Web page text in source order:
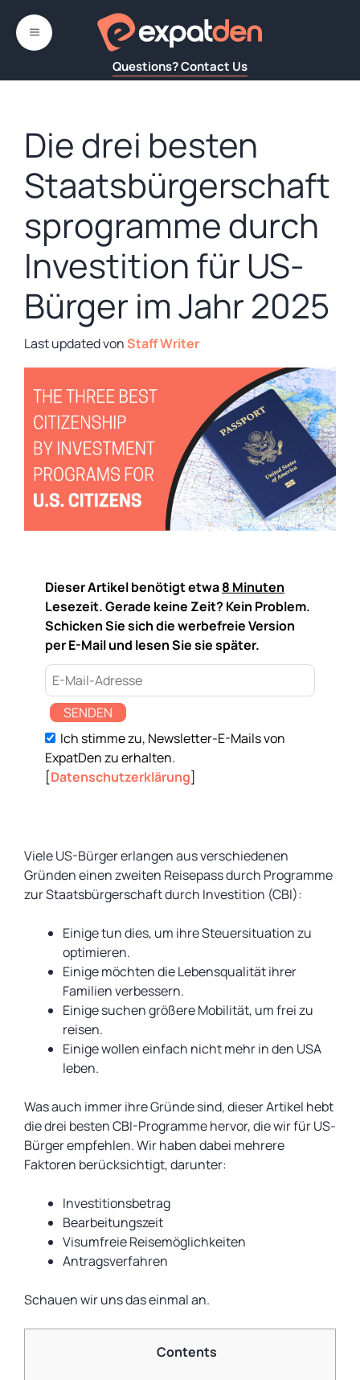
Inhalt
springen
Questions? Contact Us
MENÜ
Die drei besten
Staatsbürgerschaft
sprogramme durch
Investition für US-
Bürger im Jahr 2025
von Staff Writer
Dieser Artikel benötigt etwa8 Minuten
Lesezeit. Gerade keine Zeit? Kein Problem.
Schicken Sie sich die werbefreie Version
per E-Mail und lesen Sie sie später.
SENDEN
Ich stimme zu, Newsletter-E-Mails von
ExpatDen zu erhalten.
[Datenschutzerklärung]
Viele US-Bürger erlangen aus verschiedenen
Gründen einen zweiten Reisepass durch Programme
zur Staatsbürgerschaft durch Investition (CBI):
Einige tun dies, um ihre Steuersituation zu
optimieren.
Einige möchten die Lebensqualität ihrer
Familien verbessern.
Einige suchen größere Mobilität, um frei zu
reisen.
Einige wollen einfach nicht mehr in den USA
leben.
Was auch immer ihre Gründe sind, dieser Artikel hebt
die drei besten CBI-Programme hervor, die wir für US-
Bürger empfehlen. Wir haben dabei mehrere
Faktoren berücksichtigt, darunter:
Investitionsbetrag
Bearbeitungszeit
Visumfreie Reisemöglichkeiten
Antragsverfahren
Schauen wir uns das einmal an.
Contents